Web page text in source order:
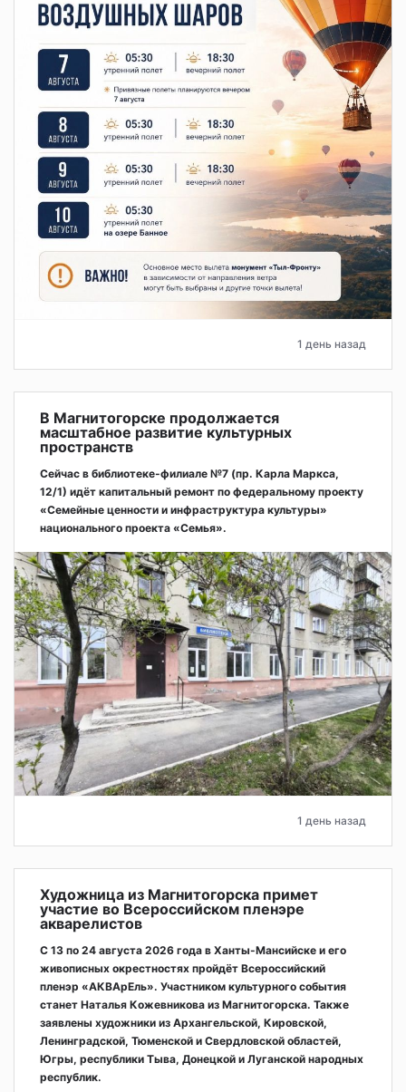
1 день назад
В Магнитогорске продолжается
масштабное развитие культурных
пространств
Сейчас в библиотеке-филиале №7 (пр. Карла Маркса,
12/1) идёт капитальный ремонт по федеральному проекту
«Семейные ценности и инфраструктура культуры»
национального проекта «Семья».
1 день назад
Художница из Магнитогорска примет
участие во Всероссийском пленэре
акварелистов
С 13 по 24 августа 2026 года в Ханты-Мансийске и его
живописных окрестностях пройдёт Всероссийский
пленэр «АКВАрЕль». Участником культурного события
станет Наталья Кожевникова из Магнитогорска. Также
заявлены художники из Архангельской, Кировской,
Ленинградской, Тюменской и Свердловской областей,
Югры, республики Тыва, Донецкой и Луганской народных
республик.